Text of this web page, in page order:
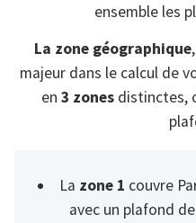
ensemble les
La zone géographique
majeur dans le calcul de
en 3 zones distinctes,
La zone 1 couvre
avec un plafond de